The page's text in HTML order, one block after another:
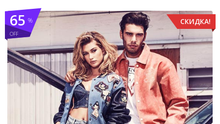
СКИДКА!
%
OFF
65